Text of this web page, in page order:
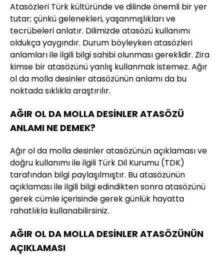
Atasözleri Türk kültüründe ve dilinde önemli bir yer
tutar; çünkü gelenekleri, yaşanmışlıkları ve
tecrübeleri anlatır. Dilimizde atasözü kullanımı
oldukça yaygındır. Durum böyleyken atasözleri
anlamları ile ilgili bilgi sahibi olunması gereklidir. Zira
kimse bir atasözünü yanlış kullanmak istemez. Ağır
ol da molla desinler atasözünün anlamı da bu
noktada sıklıkla araştırılır.
AĞIR OL DA MOLLA DESİNLER ATASÖZÜ
ANLAMI NE DEMEK?
Ağır ol da molla desinler atasözünün açıklaması ve
doğru kullanımı ile ilgili Türk Dil Kurumu (TDK)
tarafından bilgi paylaşılmıştır. Bu atasözünün
açıklaması ile ilgili bilgi edindikten sonra atasözünü
gerek cümle içerisinde gerek günlük hayatta
rahatlıkla kullanabilirsiniz.
AĞIR OL DA MOLLA DESİNLER ATASÖZÜNÜN
AÇIKLAMASI